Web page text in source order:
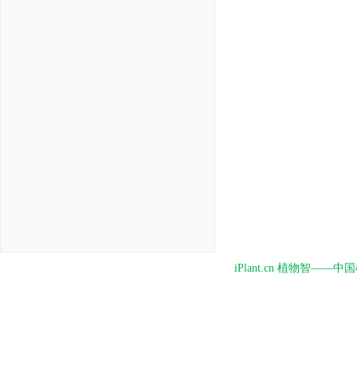
iPlant.cn 植物智——中国